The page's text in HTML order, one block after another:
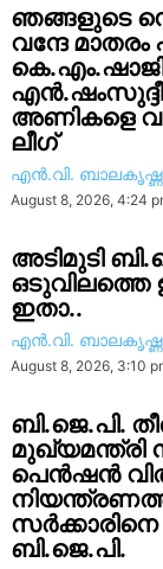
ഞങ്ങളുടെ
വന്ദേ മാതരം
അണികളെ
ലീഗ്
എൻ.വി.
August 8, 2026, 4:24
അടിമുടി
ഒടുവിലത്തെ
ഇതാ..
എൻ.വി.
August 8, 2026, 3:10
ബി.ജെ.പി.
മുഖ്യമന്ത്രി
പെൻഷൻ
ബി.ജെ.പി.